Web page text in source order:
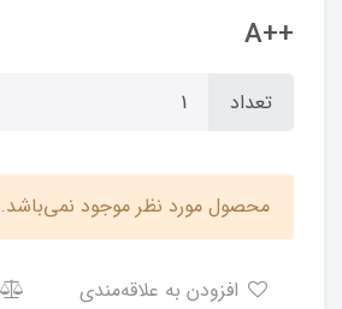
++A
تعداد
محصول مورد نظر موجود نمی‌باشد.